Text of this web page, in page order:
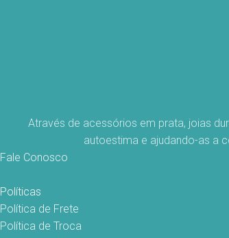
Através de acessórios em prata, joias
autoestima e ajudando-as a
Fale Conosco
Políticas
Política de Frete
Política de Troca